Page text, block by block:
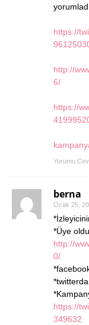
https://
http://
6/
https://
Yorumu
berna
Ocak 25,
*Üye
http://
0/
https://
349632